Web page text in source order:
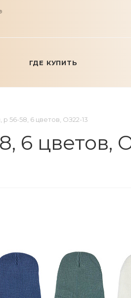
ГДЕ КУПИТЬ
56-58, 6 цветов, ОЗ22-13
6 цветов,